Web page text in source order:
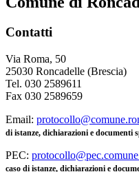
Contatti
Via Roma, 50
25030 Roncadelle (Brescia)
Tel. 030 2589611
Fax 030 2589659
Email:
di istanze, dichiarazioni e documenti
PEC:
caso di istanze, dichiarazioni e